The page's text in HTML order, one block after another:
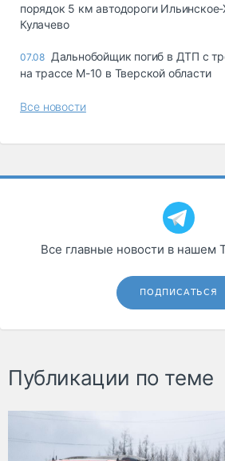
порядок 5 км автодороги Ильинское-
Кулачево
07.08 Дальнобойщик погиб в ДТП с
на трассе М-10 в Тверской области
Все новости
Все главные новости в нашем
ПОДПИСАТЬСЯ
Публикации по теме